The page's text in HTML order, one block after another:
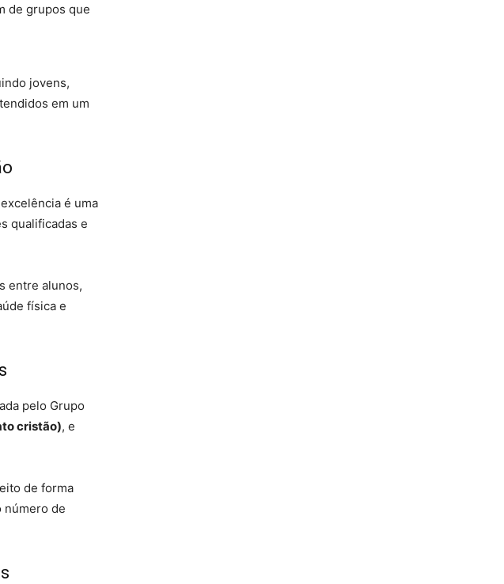
de grupos que
jovens,
em um
é uma
qualificadas e
entre alunos,
física e
pelo Grupo
cristão), e
de forma
número de